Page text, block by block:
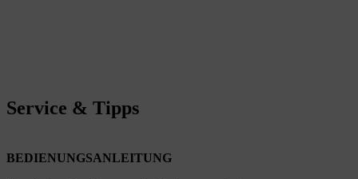
Service & Tipps
BEDIENUNGSANLEITUNG